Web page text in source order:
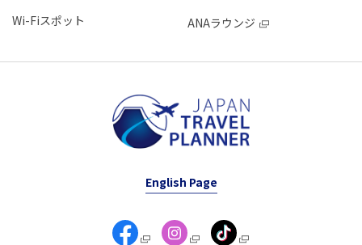
Wi-Fiスポット
ANAラウンジ
English Page